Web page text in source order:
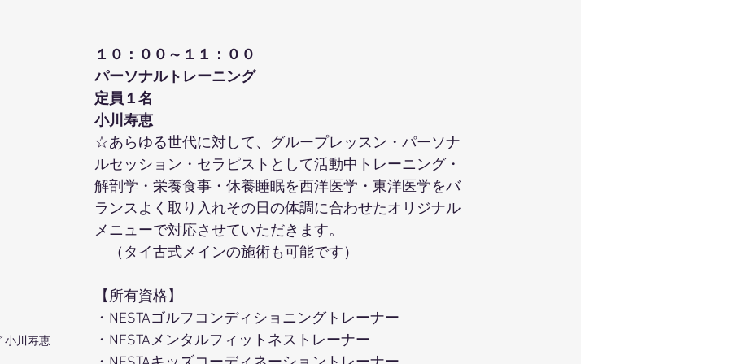
小川寿恵
１０：００～１１：００
パーソナルトレーニング
定員１名
小川寿恵
☆あらゆる世代に対して、グループレッスン・パーソナ
ルセッション・セラピストとして活動中トレーニング・
解剖学・栄養食事・休養睡眠を西洋医学・東洋医学をバ
ランスよく取り入れその日の体調に合わせたオリジナル
メニューで対応させていただきます。
（タイ古式メインの施術も可能です）
【所有資格】
・NESTAゴルフコンディショニングトレーナー
・NESTAメンタルフィットネストレーナー